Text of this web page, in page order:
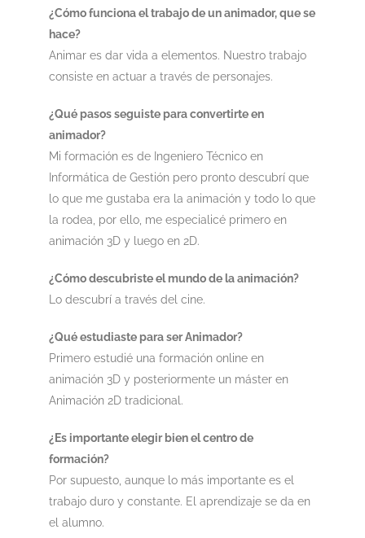
¿Cómo funciona el trabajo de un animador, que se
hace?
Animar es dar vida a elementos. Nuestro trabajo
consiste en actuar a través de personajes.
¿Qué pasos seguiste para convertirte en
animador?
Mi formación es de Ingeniero Técnico en
Informática de Gestión pero pronto descubrí que
lo que me gustaba era la animación y todo lo que
la rodea, por ello, me especialicé primero en
animación 3D y luego en 2D.
¿Cómo descubriste el mundo de la animación?
Lo descubrí a través del cine.
¿Qué estudiaste para ser Animador?
Primero estudié una formación online en
animación 3D y posteriormente un máster en
Animación 2D tradicional.
¿Es importante elegir bien el centro de
formación?
Por supuesto, aunque lo más importante es el
trabajo duro y constante. El aprendizaje se da en
el alumno.